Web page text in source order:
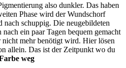
also dunkler. Das haben
Phase wird der Wundschorf
nach schuppig. Die neugebildeten
ein paar Tagen bequem gemacht
nicht mehr benötigt wird. Hier lösen
allein. Das ist der Zeitpunkt wo du
weg